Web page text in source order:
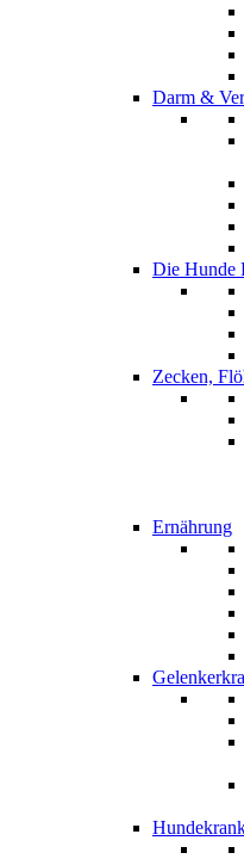
Darm &
Die Hunde
Zecken,
Ernährung